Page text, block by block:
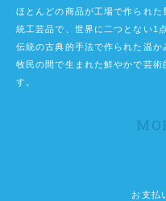
ほとんどの商品が工場で作られ
統工芸品で、世界に二つとない1
伝統の古典的手法で作られた温
牧民の間で生まれた鮮やかで芸
す。
お支払